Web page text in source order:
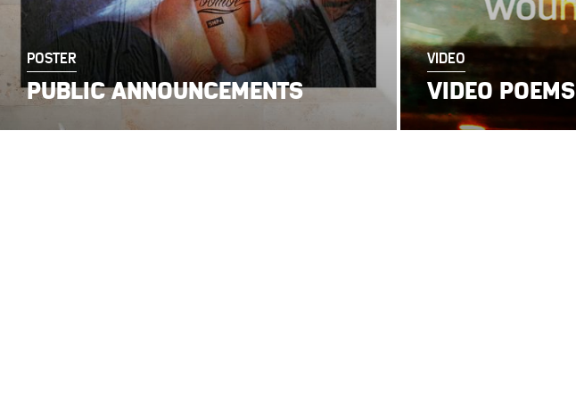
POSTER
PUBLIC ANNOUNCEMENTS
VIDEO
VIDEO POEMS